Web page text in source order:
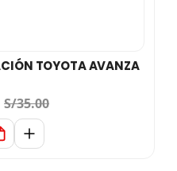
TOYOTA AVANZA
S/35.00